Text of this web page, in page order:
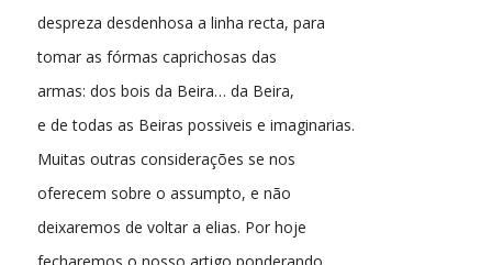
despreza desdenhosa a linha recta, para
tomar as fórmas caprichosas das
armas: dos bois da Beira… da Beira,
e de todas as Beiras possiveis e imaginarias.
Muitas outras considerações se nos
oferecem sobre o assumpto, e não
deixaremos de voltar a elias. Por hoje